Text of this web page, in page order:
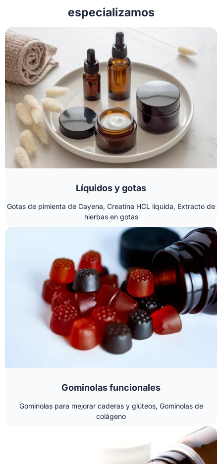
especializamos
Líquidos y gotas
Gotas de pimienta de Cayena, Creatina HCL líquida, Extracto de
hierbas en gotas
Gominolas funcionales
Gominolas para mejorar caderas y glúteos, Gominolas de
colágeno